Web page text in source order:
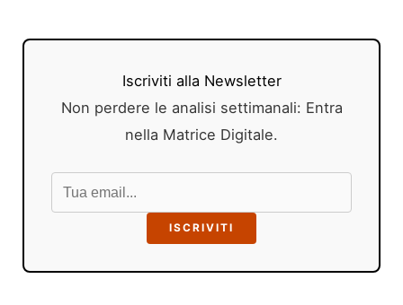
Iscriviti alla Newsletter
Non perdere le analisi settimanali: Entra
nella Matrice Digitale.
ISCRIVITI